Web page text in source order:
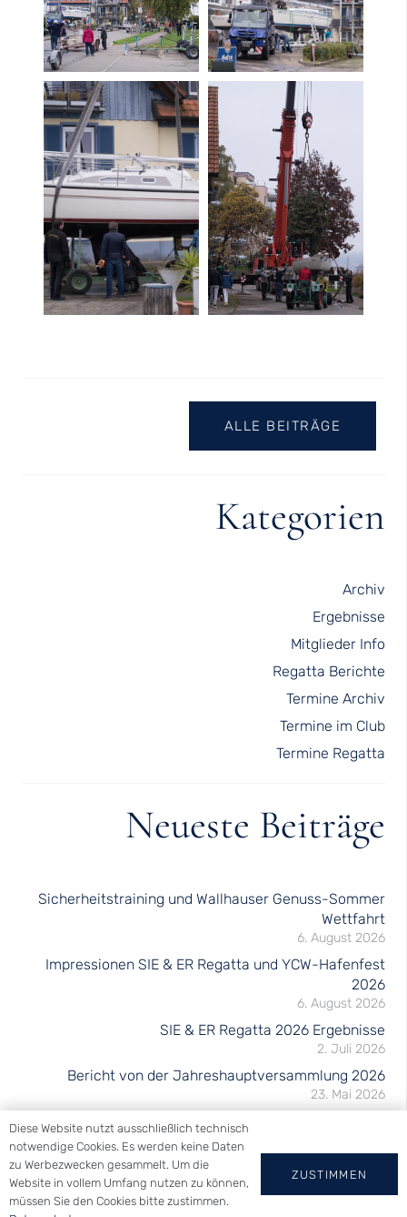
ALLE BEITRÄGE
Kategorien
Archiv
Ergebnisse
Mitglieder Info
Regatta Berichte
Termine Archiv
Termine im Club
Termine Regatta
Neueste Beiträge
Sicherheitstraining und Wallhauser Genuss-Sommer
Wettfahrt
6. August 2026
Impressionen SIE & ER Regatta und YCW-Hafenfest
2026
6. August 2026
SIE & ER Regatta 2026 Ergebnisse
2. Juli 2026
Bericht von der Jahreshauptversammlung 2026
23. Mai 2026
Impressionen und Bericht Ansegeln 2026
Einladung zum Ansegeln 2026
Diese Website nutzt ausschließlich technisch
notwendige Cookies. Es werden keine Daten
zu Werbezwecken gesammelt. Um die
Website in vollem Umfang nutzen zu können,
müssen Sie den Cookies bitte zustimmen.
ZUSTIMMEN